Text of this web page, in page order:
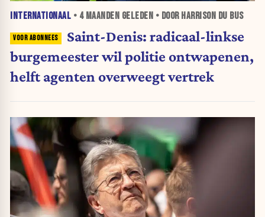
INTERNATIONAAL • 4 MAANDEN GELEDEN • DOOR HARRISON DU BUS
Saint-Denis: radicaal-linkse
burgemeester wil politie ontwapenen,
helft agenten overweegt vertrek